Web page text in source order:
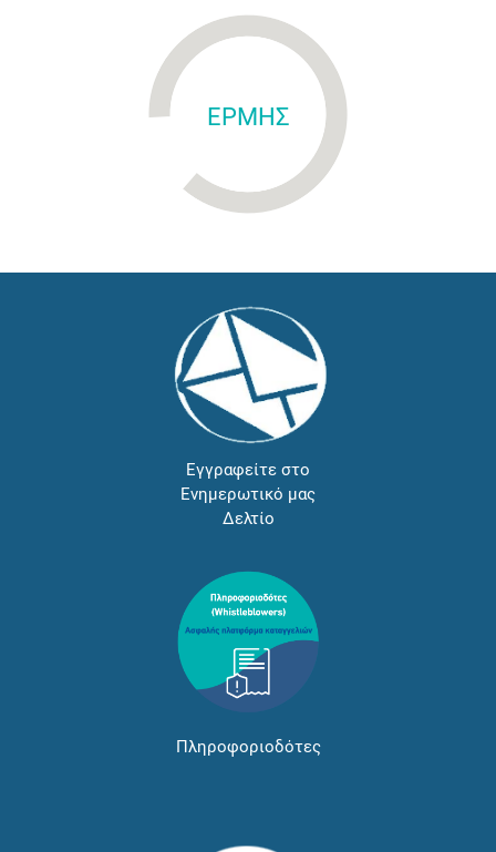
ΕΡΜΗΣ
Εγγραφείτε στο
Ενημερωτικό μας
Δελτίο
Πληροφοριοδότες